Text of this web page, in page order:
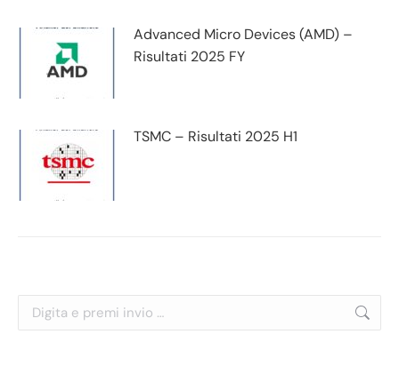
Advanced Micro Devices (AMD) –
Risultati 2025 FY
TSMC – Risultati 2025 H1
Cerca: